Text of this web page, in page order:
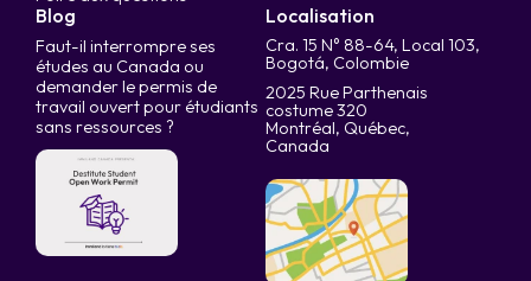
Blog
Faut-il interrompre ses
études au Canada ou
demander le permis de
travail ouvert pour étudiants
sans ressources ?
Localisation
Cra. 15 N° 88-64, Local 103,
Bogotá, Colombie
2025 Rue Parthenais
costume 320
Montréal, Québec,
Canada